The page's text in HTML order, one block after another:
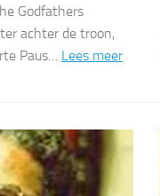
Godfathers
achter de troon,
Paus… Lees meer